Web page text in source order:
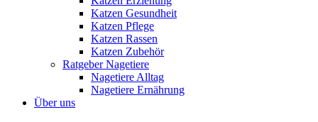
Katzen Gesundheit
Katzen Pflege
Katzen Rassen
Katzen Zubehör
Ratgeber Nagetiere
Nagetiere Alltag
Nagetiere Ernährung
Über uns